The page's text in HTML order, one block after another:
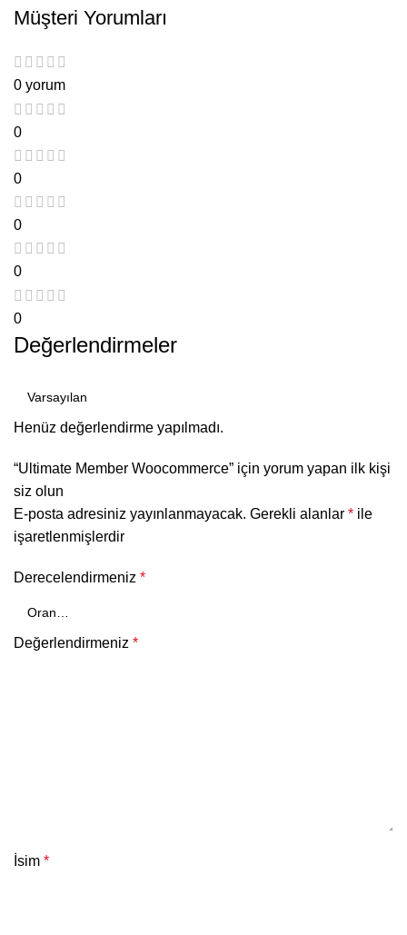
Müşteri Yorumları
0 yorum
0
0
0
0
0
Değerlendirmeler
Henüz değerlendirme yapılmadı.
“Ultimate Member Woocommerce” için yorum yapan ilk kişi
siz olun
E-posta adresiniz yayınlanmayacak. Gerekli alanlar * ile
işaretlenmişlerdir
Derecelendirmeniz *
Değerlendirmeniz *
İsim *